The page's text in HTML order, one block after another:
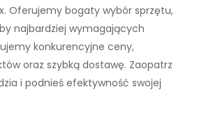
Oferujemy bogaty wybór sprzętu,
najbardziej wymagających
konkurencyjne ceny,
oraz szybką dostawę. Zaopatrz
i podnieś efektywność swojej